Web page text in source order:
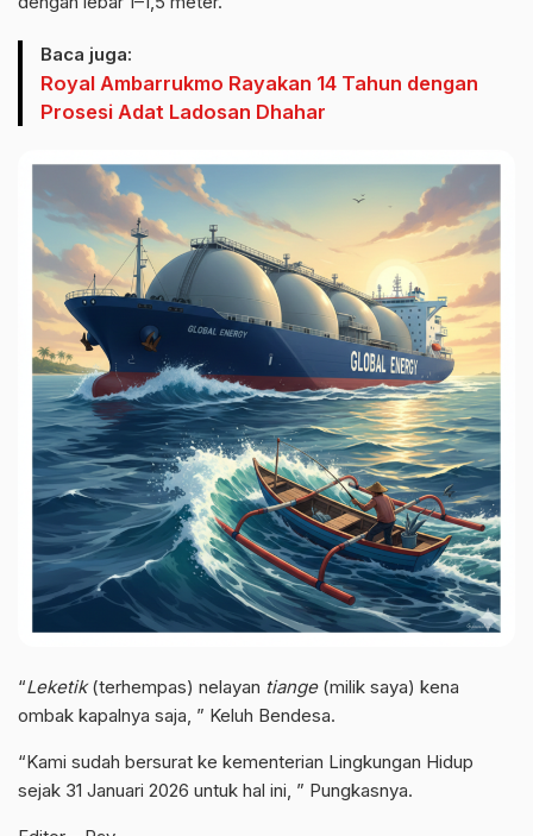
Baca juga:
Royal Ambarrukmo Rayakan 14 Tahun dengan
Prosesi Adat Ladosan Dhahar
“Leketik(terhempas) nelayan tiange(milik saya) kena
ombak kapalnya saja, ” Keluh Bendesa.
“Kami sudah bersurat ke kementerian Lingkungan Hidup
sejak 31 Januari 2026 untuk hal ini, ” Pungkasnya.